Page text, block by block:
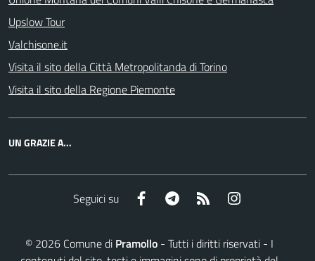
Upslow Tour
Valchisone.it
Visita il sito della Città Metropolitanda di Torino
Visita il sito della Regione Piemonte
UN GRAZIE A...
Seguici su Facebook Telegram RSS
© 2026Comune di Pramollo- Tutti i diritti riservati - I